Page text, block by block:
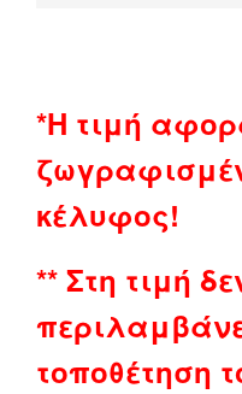
*Η τιμή
κέλυφος!
** Στη τιμή
τοποθέτηση